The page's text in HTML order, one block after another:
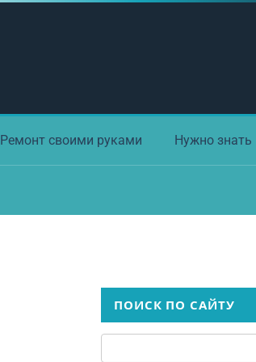
Ремонт своими руками Нужно знать
ПОИСК ПО САЙТУ